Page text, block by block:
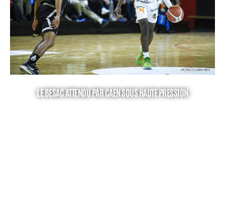
LE BESAC ATTENDU PAR CAEN SOUS HAUTE PRESSION